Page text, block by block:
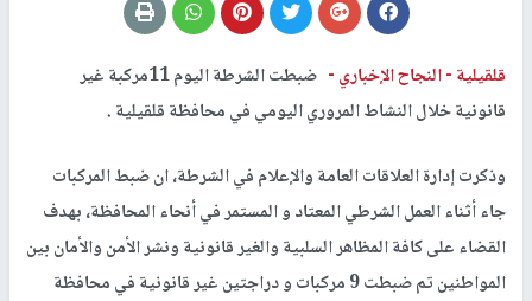
قلقيلية -النجاح الإخباري -
ضبطت الشرطة اليوم 11مركبة غير
قانونية خلال النشاط المروري اليومي في محافظة قلقيلية .
وذكرت إدارة العلاقات العامة والإعلام في الشرطة، ان ضبط المركبات
جاء أثناء العمل الشرطي المعتاد و المستمر في أنحاء المحافظة، بهدف
القضاء على كافة المظاهر السلبية والغير قانونية ونشر الأمن والأمان بين
المواطنين تم ضبطت 9 مركبات و دراجتين غير قانونية في محافظة